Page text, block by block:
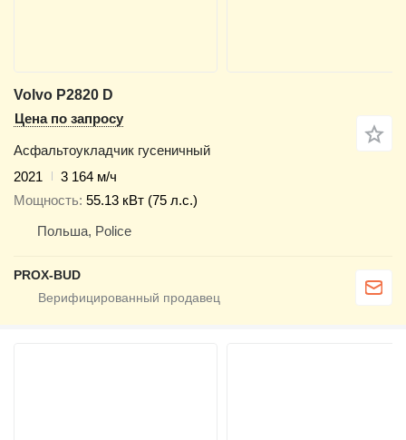
Volvo P2820 D
Цена по запросу
Асфальтоукладчик гусеничный
2021
3 164 м/ч
Мощность 55.13 кВт (75 л.с.)
Польша, Police
PROX-BUD